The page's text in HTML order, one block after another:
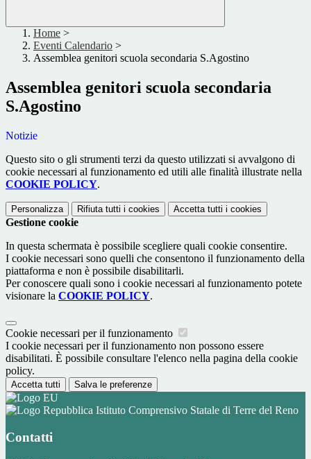
Home >
Eventi Calendario >
Assemblea genitori scuola secondaria S.Agostino
Assemblea genitori scuola secondaria
S.Agostino
Notizie
Questo sito o gli strumenti terzi da questo utilizzati si avvalgono di
cookie necessari al funzionamento ed utili alle finalità illustrate nella
COOKIE POLICY.
Personalizza Rifiuta tutti i cookies Accetta tutti i cookies
Gestione cookie
In questa schermata è possibile scegliere quali cookie consentire.
I cookie necessari sono quelli che consentono il funzionamento della
piattaforma e non è possibile disabilitarli.
Per conoscere quali sono i cookie necessari al funzionamento potete
visionare la COOKIE POLICY.
Cookie necessari per il funzionamento
I cookie necessari per il funzionamento non possono essere
disabilitati. È possibile consultare l'elenco nella pagina della cookie
policy.
Accetta tutti Salva le preferenze
Istituto Comprensivo Statale di Terre del Reno
Contatti